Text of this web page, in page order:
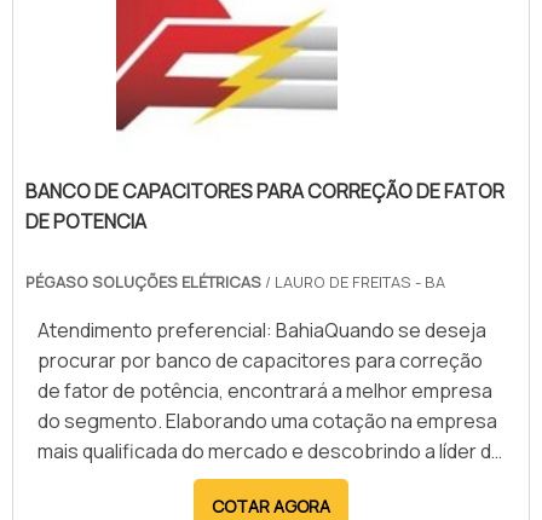
BANCO DE CAPACITORES PARA CORREÇÃO DE FATOR
DE POTENCIA
PÉGASO SOLUÇÕES ELÉTRICAS / LAURO DE FREITAS - BA
Atendimento preferencial: BahiaQuando se deseja
procurar por banco de capacitores para correção
de fator de potência, encontrará a melhor empresa
do segmento. Elaborando uma cotação na empresa
mais qualificada do mercado e descobrindo a líder da
área de atuação.Quando a questão é banco de
capacitores para correção de fator de potência,
COTAR AGORA